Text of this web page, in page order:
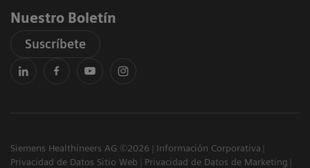
Nuestro Boletín
Suscríbete
Siemens Healthineers AG ©2026
Información Corporativa
Privacidad de Datos Sitio Web
Privacidad de Datos de Marketing